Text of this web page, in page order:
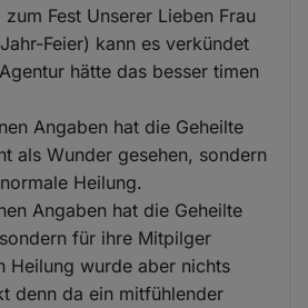
Fest Unserer Lieben Frau
Feier) kann es verkündet
hätte das besser timen
Angaben hat die Geheilte
als Wunder gesehen, sondern
Heilung.
Angaben hat die Geheilte
für ihre Mitpilger
Heilung wurde aber nichts
denn da ein mitfühlender